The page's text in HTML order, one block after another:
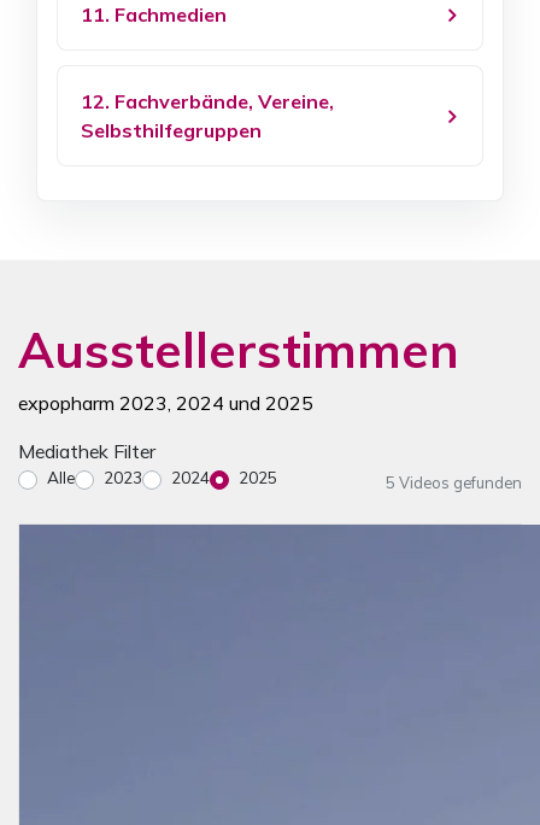
11. Fachmedien
12. Fachverbände, Vereine,
Selbsthilfegruppen
Ausstellerstimmen
expopharm 2023, 2024 und 2025
Mediathek Filter
Alle 2023 2024 2025 5 Videos gefunden